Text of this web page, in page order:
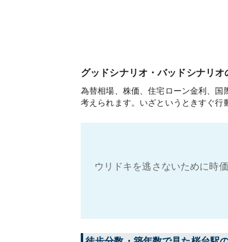
グッドシナリオ・バッドシナリオ
為替相場、株価、住宅ローン金利、
考えられます。いざというときすぐ行
ウリドキを逃さないために時